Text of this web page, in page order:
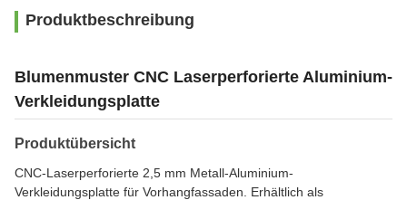
Produktbeschreibung
Blumenmuster CNC Laserperforierte Aluminium-
Verkleidungsplatte
Produktübersicht
CNC-Laserperforierte 2,5 mm Metall-Aluminium-
Verkleidungsplatte für Vorhangfassaden. Erhältlich als